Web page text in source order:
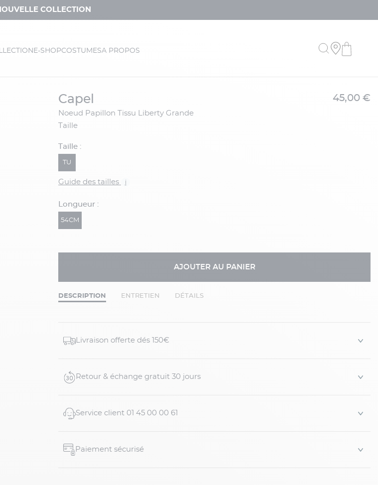
COLLECTION
E-SHOPCOSTUMESA PROPOS
capel
Noeud Papillon Tissu Liberty Grande
Taille
45,00 €
Taille :
TU
Guide des tailles i
Longueur :
54CM
AJOUTER AU PANIER
DESCRIPTION ENTRETIEN DÉTAILS
Livraison offerte dés 150€
Retour & échange gratuit 30 jours
Service client 01 45 00 00 61
Paiement sécurisé